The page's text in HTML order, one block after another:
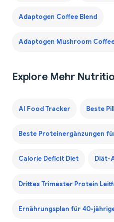
Adaptogen Coffee Blend
Adaptogen Mushroom
Explore Mehr
AI Food Tracker Beste
Beste Proteinergänzungen
Calorie Deficit Diet Diät-
Drittes Trimester Protein
Ernährungsplan für 40-